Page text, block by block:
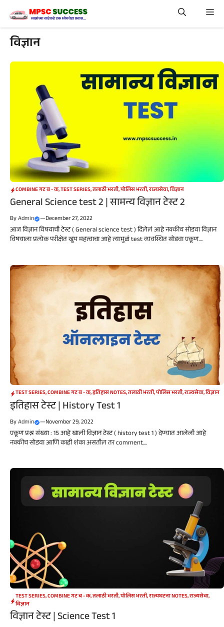
content
विज्ञान
COMBINE गट ब - क,TEST SERIES,तलाठी भरती,पोलिस भरती,राज्यसेवा,विज्ञान
General Science test 2 | सामन्य विज्ञान टेस्ट 2
ByAdmin —December 27, 2022
आज विज्ञान विषयाची टेस्ट ( General science test ) दिलेलं आहे नक्कीच सोडवा विज्ञान
विषयाला प्रत्येक परीक्षेत खूप महत्वाचा आहे त्यामुळं test व्यवस्थित सोडवा एकूण....
TEST SERIES,COMBINE गट ब - क,इतिहास NOTES,तलाठी भरती,पोलिस भरती,राज्यसेवा,विज्ञान
इतिहास टेस्ट | History Test 1
ByAdmin —November 29, 2022
एकूण प्रश्न संख्या : 15 आहे खाली विज्ञान टेस्ट ( history test 1 ) देण्यात आलेली आहे
नक्कीच सोडवा आणि काही शंका असतील तर comment....
TEST SERIES,COMBINE गट ब - क,तलाठी भरती,पोलिस भरती,राज्यघटना NOTES,राज्यसेवा,
विज्ञान
विज्ञान टेस्ट | Science Test 1